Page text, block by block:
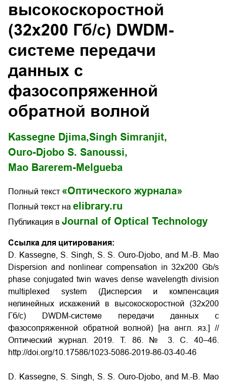
высокоскоростной
(32х200 Гб/с) DWDM-
системе передачи
данных с
фазосопряженной
обратной волной
Kassegne Djima,Singh Simranjit,
Ouro-Djobo S. Sanoussi,
Mao Barerem-Melgueba
Полный текст «Оптического журнала»
Полный текст на elibrary.ru
Публикация в Journal of Optical Technology
Ссылка для цитирования:
D. Kassegne, S. Singh, S. S. Ouro-Djobo, and M.-B. Mao
Dispersion and nonlinear compensation in 32х200 Gb/s
phase conjugated twin waves dense wavelength division
multiplexed system (Дисперсия и компенсация
нелинейных искажений в высокоскоростной (32х200
Гб/с) DWDM-системе передачи данных с
фазосопряженной обратной волной) [на англ. яз.] //
Оптический журнал. 2019. Т. 86. № 3. С. 40–46.
http://doi.org/10.17586/1023-5086-2019-86-03-40-46
D. Kassegne, S. Singh, S. S. Ouro-Djobo, and M.-B. Mao